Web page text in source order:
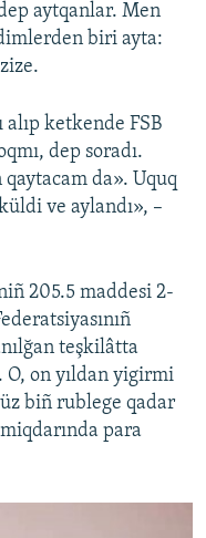
aytqanlar. Men
biri ayta:
alıp ketkende FSB
dep soradı.
da». Uquq
ve aylandı», –
205.5 maddesi 2-
teşkilâtta
O, on yıldan yigirmi
biñ rublege qadar
para